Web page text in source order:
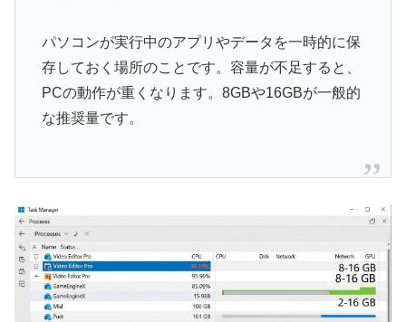
パソコンが実行中のアプリやデータを一時的に保
存しておく場所のことです。容量が不足すると、
PCの動作が重くなります。8GBや16GBが一般的
な推奨量です。